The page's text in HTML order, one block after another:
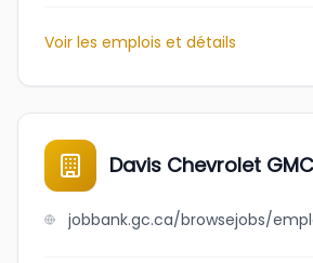
Voir les emplois et détails
Davis Chevrolet